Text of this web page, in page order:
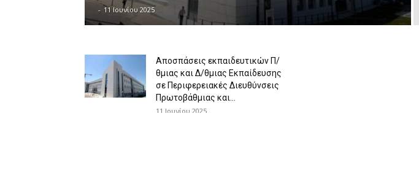
- 11 Ιουνίου 2025
Αποσπάσεις εκπαιδευτικών Π/
θμιας και Δ/θμιας Εκπαίδευσης
σε Περιφερειακές Διευθύνσεις
Πρωτοβάθμιας και...
11 Ιουνίου 2025